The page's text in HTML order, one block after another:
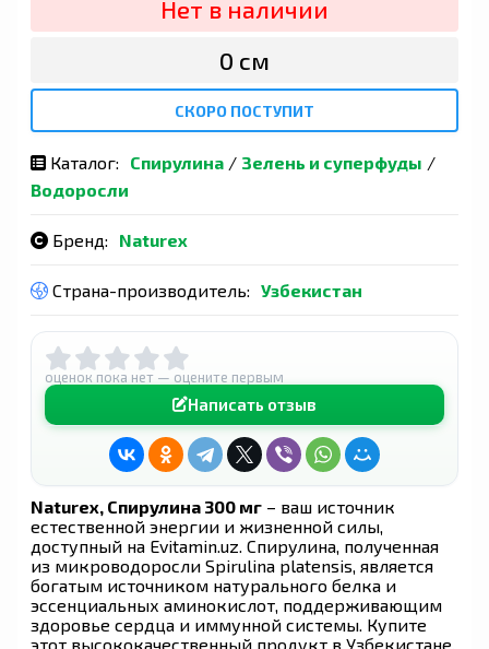
Нет в наличии
0 сӯм
СКОРО ПОСТУПИТ
Каталог: Спирулина / Зелень и суперфуды /
Водоросли
Бренд: Naturex
Страна-производитель: Узбекистан
оценок пока нет — оцените первым
Написать отзыв
Naturex, Спирулина 300 мг – ваш источник
естественной энергии и жизненной силы,
доступный на Evitamin.uz. Спирулина, полученная
из микроводоросли Spirulina platensis, является
богатым источником натурального белка и
эссенциальных аминокислот, поддерживающим
здоровье сердца и иммунной системы. Купите
этот высококачественный продукт в Узбекистане,